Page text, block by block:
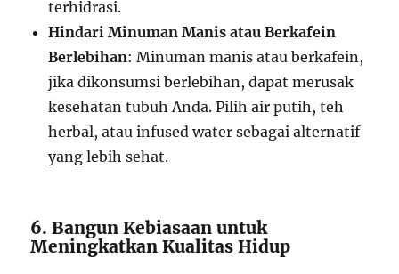
terhidrasi.
Hindari Minuman Manis atau Berkafein
Berlebihan: Minuman manis atau berkafein,
jika dikonsumsi berlebihan, dapat merusak
kesehatan tubuh Anda. Pilih air putih, teh
herbal, atau infused water sebagai alternatif
yang lebih sehat.
6. Bangun Kebiasaan untuk
Meningkatkan Kualitas Hidup